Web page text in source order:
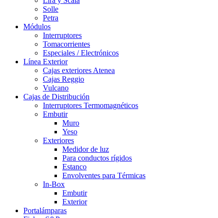
Solle
Petra
Módulos
Interruptores
Tomacorrientes
Especiales / Electrónicos
Línea Exterior
Cajas exteriores Atenea
Cajas Reggio
Vulcano
Cajas de Distribución
Interruptores Termomagnéticos
Embutir
Muro
Yeso
Exteriores
Medidor de luz
Para conductos rígidos
Estanco
Envolventes para Térmicas
In-Box
Embutir
Exterior
Portalámparas